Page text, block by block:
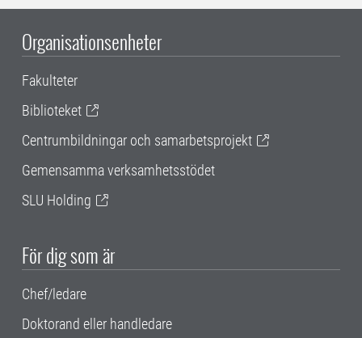
Organisationsenheter
Fakulteter
Biblioteket
Centrumbildningar och samarbetsprojekt
Gemensamma verksamhetsstödet
SLU Holding
För dig som är
Chef/ledare
Doktorand eller handledare